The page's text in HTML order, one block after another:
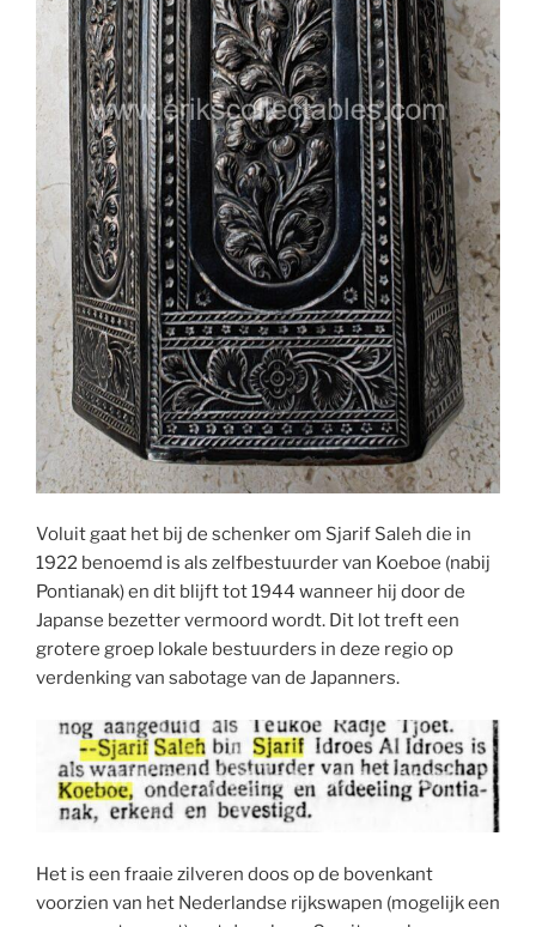
Voluit gaat het bij de schenker om Sjarif Saleh die in
1922 benoemd is als zelfbestuurder van Koeboe (nabij
Pontianak) en dit blijft tot 1944 wanneer hij door de
Japanse bezetter vermoord wordt. Dit lot treft een
grotere groep lokale bestuurders in deze regio op
verdenking van sabotage van de Japanners.
Het is een fraaie zilveren doos op de bovenkant
voorzien van het Nederlandse rijkswapen (mogelijk een